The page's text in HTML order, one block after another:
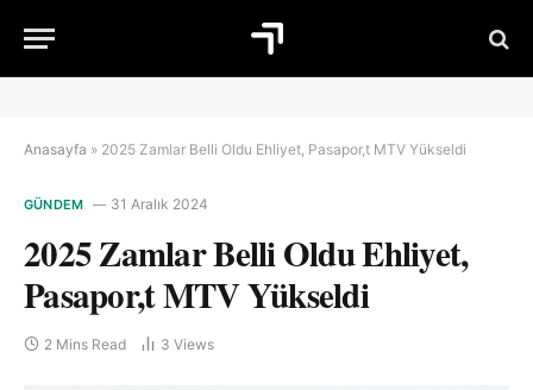
Anasayfa » 2025 Zamlar Belli Oldu Ehliyet, Pasapor,t MTV Yükseldi
GÜNDEM 31 Aralık 2024
2025 Zamlar Belli Oldu Ehliyet,
Pasapor,t MTV Yükseldi
2 Mins Read 3 Views